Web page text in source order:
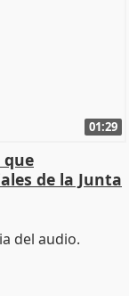
01:29
de la Junta